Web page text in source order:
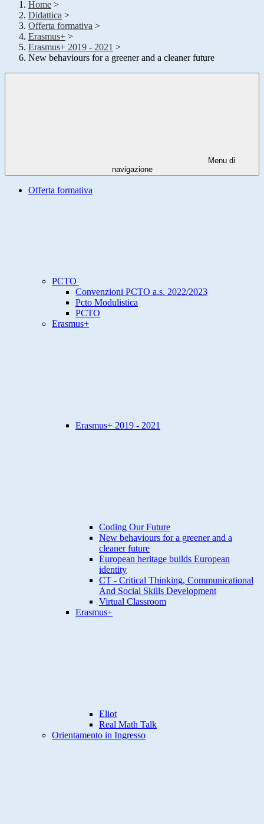
Home >
Didattica >
Offerta formativa >
Erasmus+ >
Erasmus+ 2019 - 2021 >
New behaviours for a greener and a cleaner future
Menu di
navigazione
Offerta formativa
PCTO
Convenzioni PCTO a.s. 2022/2023
Pcto Modulistica
PCTO
Erasmus+
Erasmus+ 2019 - 2021
Coding Our Future
New behaviours for a greener and a
cleaner future
European heritage builds European
identity
CT - Critical Thinking, Communicational
And Social Skills Development
Virtual Classroom
Erasmus+
Eliot
Real Math Talk
Orientamento in Ingresso